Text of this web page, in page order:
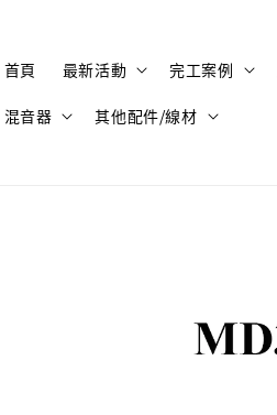
首頁 最新活動 完工案例
混音器 其他配件/線材